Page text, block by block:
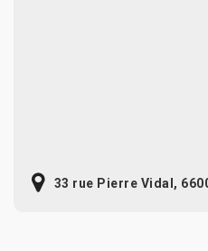
33 rue Pierre Vidal,